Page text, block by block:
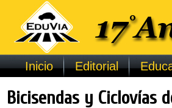
Inicio Editorial
Bicisendas y Ciclovías